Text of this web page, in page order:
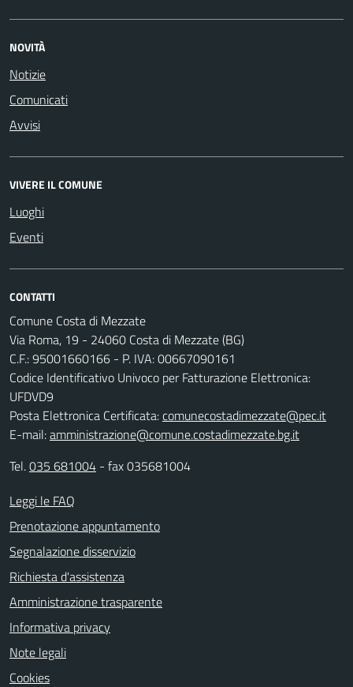
NOVITÀ
Notizie
Comunicati
Avvisi
VIVERE IL COMUNE
Luoghi
Eventi
CONTATTI
Comune Costa di Mezzate
Via Roma, 19 - 24060 Costa di Mezzate (BG)
C.F.: 95001660166 - P. IVA: 00667090161
Codice Identificativo Univoco per Fatturazione Elettronica:
UFDVD9
Posta Elettronica Certificata:comunecostadimezzate@pec.it
E-mail:amministrazione@comune.costadimezzate.bg.it
Tel.035 681004 - fax 035681004
Leggi le FAQ
Prenotazione appuntamento
Segnalazione disservizio
Richiesta d'assistenza
Amministrazione trasparente
Informativa privacy
Note legali
Cookies